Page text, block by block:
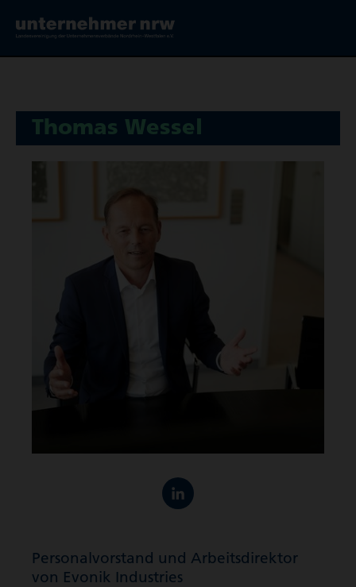
Thomas Wessel
Perso­nal­vor­stand und Arbeits­di­rektor
von Evonik Industries